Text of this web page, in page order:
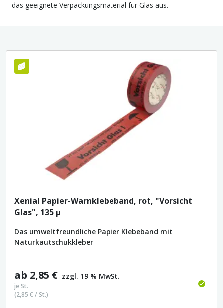
das geeignete Verpackungsmaterial für Glas aus.
Xenial Papier-Warnklebeband, rot, "Vorsicht
Glas", 135 µ
Das umweltfreundliche Papier Klebeband mit
Naturkautschukkleber
ab 2,85 € zzgl. 19 % MwSt.
je St.
(2,85 € /St.)